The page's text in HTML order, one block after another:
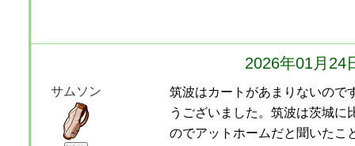
2026年01月24
サムソン
筑波はカートがあまりないので
うございました。筑波は茨城に
のでアットホームだと聞いたこ